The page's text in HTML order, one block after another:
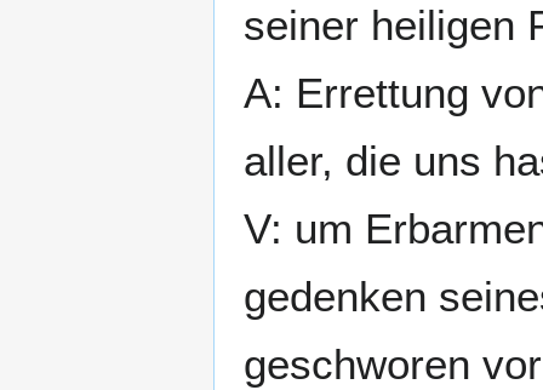
seiner heiligen
A: Errettung
aller, die uns
V: um
gedenken
geschworen